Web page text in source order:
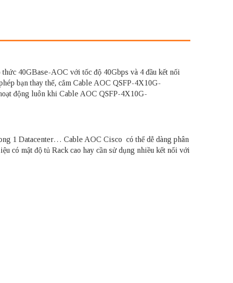
40GBase-AOC với tốc độ 40Gbps và 4 đầu kết nối
bạn thay thế, cắm Cable AOC QSFP-4X10G-
động luôn khi Cable AOC QSFP-4X10G-
1 Datacenter… Cable AOC Cisco có thể dễ dàng phân
có mật độ tủ Rack cao hay cần sử dụng nhiều kết nối với